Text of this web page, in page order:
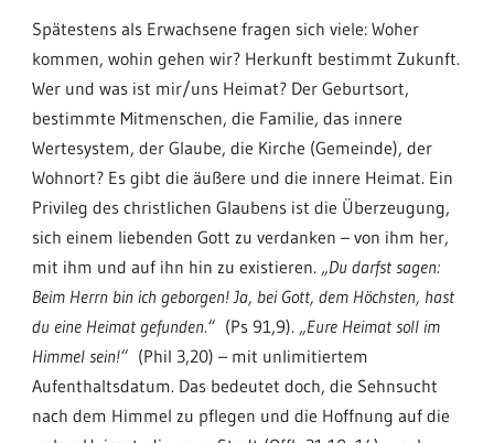
Spätestens als Erwachsene fragen sich viele: Woher
kommen, wohin gehen wir? Herkunft bestimmt Zukunft.
Wer und was ist mir/uns Heimat? Der Geburtsort,
bestimmte Mitmenschen, die Familie, das innere
Wertesystem, der Glaube, die Kirche (Gemeinde), der
Wohnort? Es gibt die äußere und die innere Heimat. Ein
Privileg des christlichen Glaubens ist die Überzeugung,
sich einem liebenden Gott zu verdanken – von ihm her,
mit ihm und auf ihn hin zu existieren. „Du darfst sagen:
Beim Herrn bin ich geborgen! Ja, bei Gott, dem Höchsten, hast
du eine Heimat gefunden.“ (Ps 91,9). „Eure Heimat soll im
Himmel sein!“ (Phil 3,20) – mit unlimitiertem
Aufenthaltsdatum. Das bedeutet doch, die Sehnsucht
nach dem Himmel zu pflegen und die Hoffnung auf die